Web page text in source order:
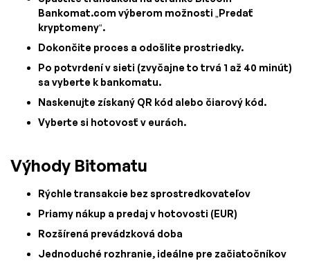
Bankomat.com výberom možnosti „Predať
kryptomeny“.
Dokončite proces a odošlite prostriedky.
Po potvrdení v sieti (zvyčajne to trvá 1 až 40 minút)
sa vyberte k bankomatu.
Naskenujte získaný QR kód alebo čiarový kód.
Vyberte si hotovosť v eurách.
Výhody Bitomatu
Rýchle transakcie bez sprostredkovateľov
Priamy nákup a predaj v hotovosti (EUR)
Rozšírená prevádzková doba
Jednoduché rozhranie, ideálne pre začiatočníkov